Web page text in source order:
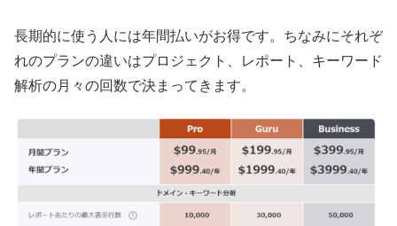
長期的に使う人には年間払いがお得です。ちなみにそれぞ
れのプランの違いはプロジェクト、レポート、キーワード
解析の月々の回数で決まってきます。